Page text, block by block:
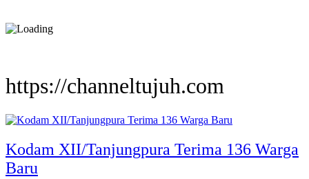
https://channeltujuh.com
Kodam XII/Tanjungpura Terima 136 Warga
Baru